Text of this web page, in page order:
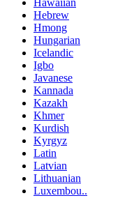
Hawaiian
Hebrew
Hmong
Hungarian
Icelandic
Igbo
Javanese
Kannada
Kazakh
Khmer
Kurdish
Kyrgyz
Latin
Latvian
Lithuanian
Luxembou..